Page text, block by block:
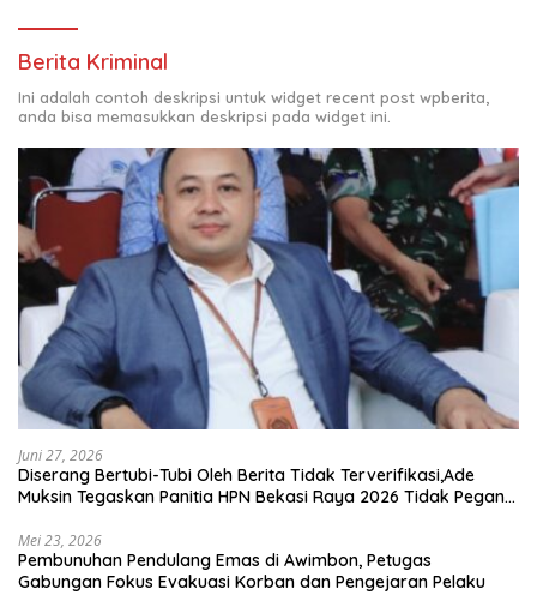
Berita Kriminal
Ini adalah contoh deskripsi untuk widget recent post wpberita,
anda bisa memasukkan deskripsi pada widget ini.
Juni 27, 2026
Diserang Bertubi-Tubi Oleh Berita Tidak Terverifikasi,Ade
Muksin Tegaskan Panitia HPN Bekasi Raya 2026 Tidak Pegang
Mei 23, 2026
Pembunuhan Pendulang Emas di Awimbon, Petugas
Gabungan Fokus Evakuasi Korban dan Pengejaran Pelaku